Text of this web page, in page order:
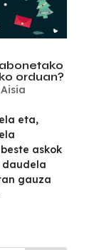
orduan?
Aisia
eta,
askok
daudela
gauza